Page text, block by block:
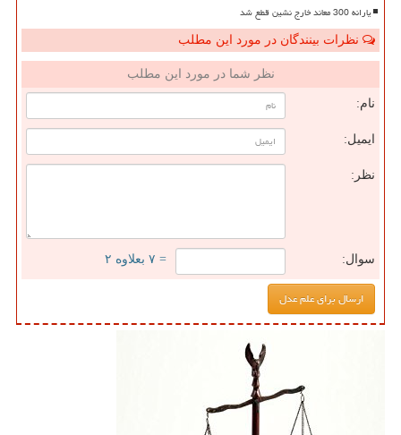
یارانه 300 معاند خارج نشین قطع شد
نظرات بینندگان در مورد این مطلب
نظر شما در مورد این مطلب
نام:
ایمیل:
نظر:
سوال: = ۷ بعلاوه ۲